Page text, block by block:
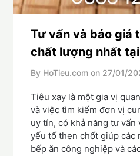
Tư vấn và báo giá
chất lượng nhất tại
By HoTieu.com on 27/01/
Tiêu xay là một gia vị
và việc tìm kiếm đơn vị
uy tín, có khả năng tư vấn
yếu tố then chốt giúp các
bếp ăn công nghiệp và